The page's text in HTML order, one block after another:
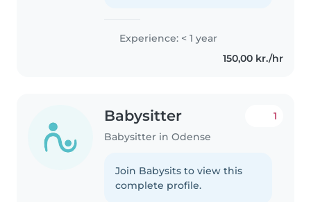
Experience: < 1 year
150,00 kr./hr
Babysitter
Babysitter in Odense
1
Join Babysits to view this
complete profile.